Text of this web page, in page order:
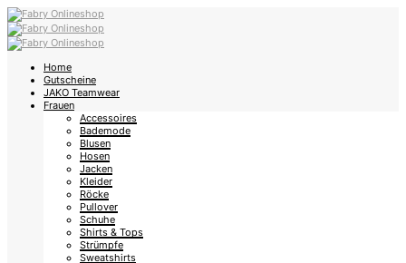
Home
Gutscheine
JAKO Teamwear
Frauen
Accessoires
Bademode
Blusen
Hosen
Jacken
Kleider
Röcke
Pullover
Schuhe
Shirts & Tops
Strümpfe
Sweatshirts